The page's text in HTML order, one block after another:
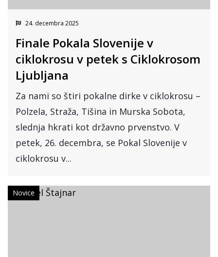
24. decembra 2025
Finale Pokala Slovenije v
ciklokrosu v petek s Ciklokrosom
Ljubljana
Za nami so štiri pokalne dirke v ciklokrosu –
Polzela, Straža, Tišina in Murska Sobota,
slednja hkrati kot državno prvenstvo. V
petek, 26. decembra, se Pokal Slovenije v
ciklokrosu v...
Novice